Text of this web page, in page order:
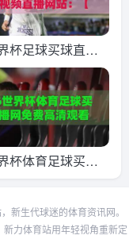
现场无插件在线直
杯足球买球直播
播网站：【2026
球买球直播网视频
】看球必备指南
杯体育足球买球
费高清观看直播！
的观赛指南来了
新生代球迷的体育资讯网。
力体育站用年轻视角重新定